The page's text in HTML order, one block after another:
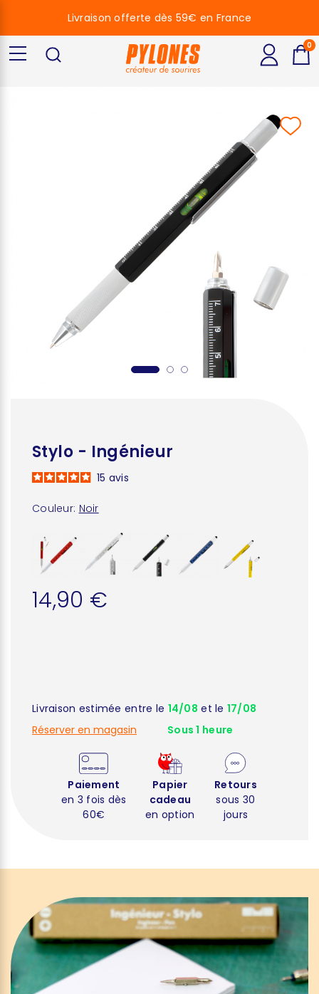
Stylo - Ingénieur
Couleur: Noir
15 avis
14,90 €
Livraison estimée entre le 14/08 et le 17/08
Réserver en magasin
Sous 1 heure
Paiement
en 3 fois dès
60€
Papier
cadeau
en option
Retours
sous 30
jours
Livraison offerte dès 59€ en France
0